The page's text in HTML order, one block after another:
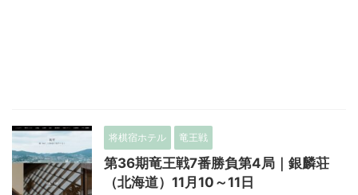
将棋宿ホテル 竜王戦
第36期竜王戦7番勝負第4局｜銀麟荘
（北海道）11月10～11日